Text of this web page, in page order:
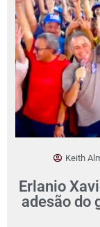
Keith
Erlanio
adesão do